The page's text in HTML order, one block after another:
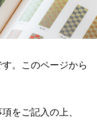
。このページから
をご記入の上、